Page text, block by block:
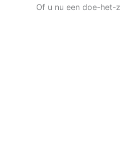
Of u nu een doe-